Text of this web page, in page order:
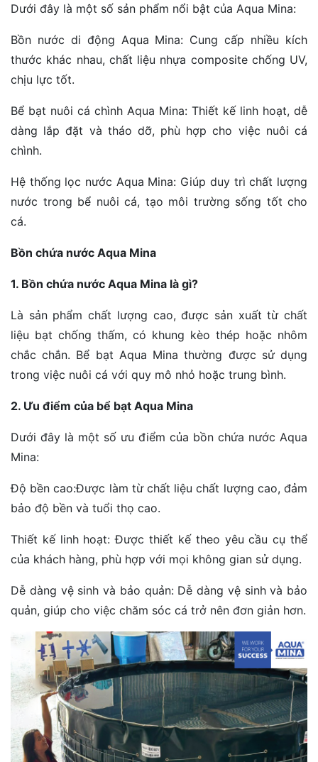
Dưới đây là một số sản phẩm nổi bật của Aqua Mina:
Bồn nước di động Aqua Mina: Cung cấp nhiều kích
thước khác nhau, chất liệu nhựa composite chống UV,
chịu lực tốt.
Bể bạt nuôi cá chình Aqua Mina: Thiết kế linh hoạt, dễ
dàng lắp đặt và tháo dỡ, phù hợp cho việc nuôi cá
chình.
Hệ thống lọc nước Aqua Mina: Giúp duy trì chất lượng
nước trong bể nuôi cá, tạo môi trường sống tốt cho
cá.
Bồn chứa nước Aqua Mina
1. Bồn chứa nước Aqua Mina là gì?
Là sản phẩm chất lượng cao, được sản xuất từ chất
liệu bạt chống thấm, có khung kèo thép hoặc nhôm
chắc chắn. Bể bạt Aqua Mina thường được sử dụng
trong việc nuôi cá với quy mô nhỏ hoặc trung bình.
2. Ưu điểm của bể bạt Aqua Mina
Dưới đây là một số ưu điểm của bồn chứa nước Aqua
Mina:
Độ bền cao:Được làm từ chất liệu chất lượng cao, đảm
bảo độ bền và tuổi thọ cao.
Thiết kế linh hoạt: Được thiết kế theo yêu cầu cụ thể
của khách hàng, phù hợp với mọi không gian sử dụng.
Dễ dàng vệ sinh và bảo quản: Dễ dàng vệ sinh và bảo
quản, giúp cho việc chăm sóc cá trở nên đơn giản hơn.